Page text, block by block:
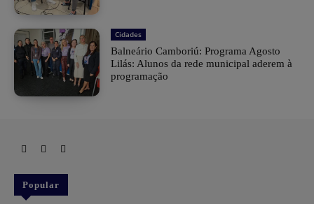
Cidades
Balneário Camboriú: Programa Agosto
Lilás: Alunos da rede municipal aderem à
programação
Popular